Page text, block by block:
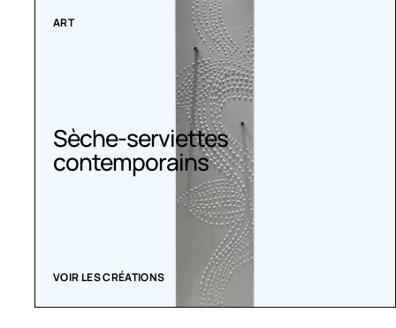
COLLECTIONS
Radiateurs Belle Époque
ACHETEZ MAINTENANT